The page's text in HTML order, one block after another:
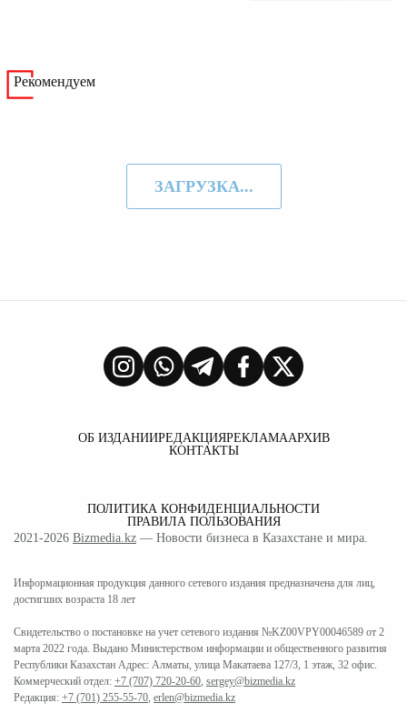
Рекомендуем
ЗАГРУЗКА...
ОБ ИЗДАНИИРЕДАКЦИЯРЕКЛАМААРХИВ
КОНТАКТЫ
ПОЛИТИКА КОНФИДЕНЦИАЛЬНОСТИ
ПРАВИЛА ПОЛЬЗОВАНИЯ
2021-2026 Bizmedia.kz — Новости бизнеса в Казахстане и мира.
Информационная продукция данного сетевого издания предназначена для лиц,
достигших возраста 18 лет
Свидетельство о постановке на учет сетевого издания №KZ00VPY00046589 от 2
марта 2022 года. Выдано Министерством информации и общественного развития
Республики Казахстан Адрес: Алматы, улица Макатаева 127/3, 1 этаж, 32 офис.
Коммерческий отдел: +7 (707) 720-20-60, sergey@bizmedia.kz
Редакция: +7 (701) 255-55-70, erlen@bizmedia.kz